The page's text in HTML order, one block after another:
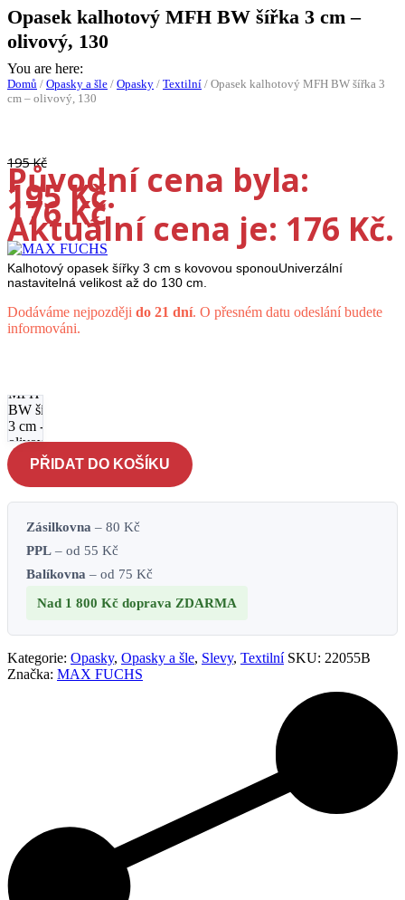
Opasek kalhotový MFH BW šířka 3 cm –
olivový, 130
You are here:
Domů / Opasky a šle / Opasky / Textilní / Opasek kalhotový MFH BW šířka 3
cm – olivový, 130
195Kč
Původní cena byla:
195 Kč.
176Kč
Aktuální cena je: 176 Kč.
Kalhotový opasek šířky 3 cm s kovovou sponouUniverzální
nastavitelná velikost až do 130 cm.
Dodáváme nejpozději do 21 dní. O přesném datu odeslání budete
informováni.
MFH
BW šířka
3 cm -
olivový,
130
množství
PŘIDAT DO KOŠÍKU
Zásilkovna – 80 Kč
PPL – od 55 Kč
Balíkovna – od 75 Kč
Nad 1 800 Kč doprava ZDARMA
Kategorie: Opasky, Opasky a šle, Slevy, Textilní SKU: 22055B
Značka: MAX FUCHS